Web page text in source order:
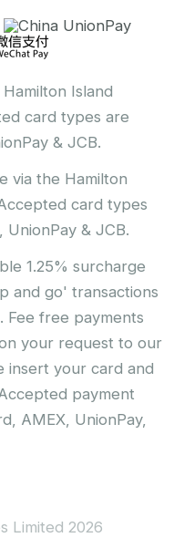
Island
card types are
& JCB.
via the Hamilton
card types
UnionPay & JCB.
1.25% surcharge
and go' transactions
Fee free payments
your request to our
insert your card and
payment
AMEX, UnionPay,
Limited 2026